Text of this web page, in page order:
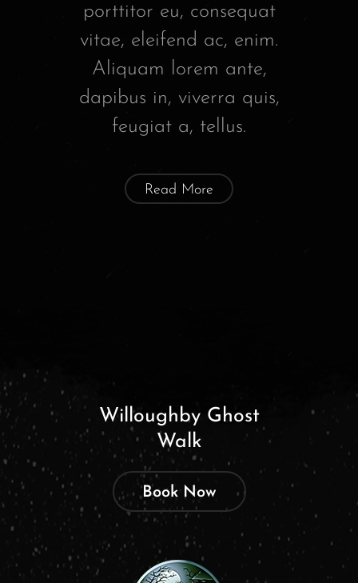
porttitor eu, consequat
vitae, eleifend ac, enim.
Aliquam lorem ante,
dapibus in, viverra quis,
feugiat a, tellus.
Read More
Willoughby Ghost
Walk
Book Now